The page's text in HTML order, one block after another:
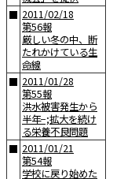
■ 2011/02/18
第56報
厳しい冬の中、断
たれかけている生
命線
■ 2011/01/28
第55報
洪水被害発生から
半年−;拡大を続け
る栄養不良問題
■ 2011/01/21
第54報
学校に戻り始めた